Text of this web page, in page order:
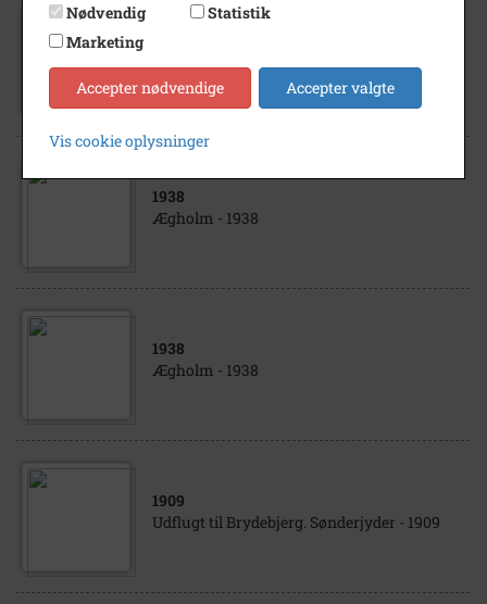
Ægholm - 1940
1938
Ægholm - 1938
1938
Ægholm - 1938
1909
Udflugt til Brydebjerg. Sønderjyder - 1909
Nødvendig
Statistik
Marketing
Accepter nødvendige Accepter valgte
Vis cookie oplysninger